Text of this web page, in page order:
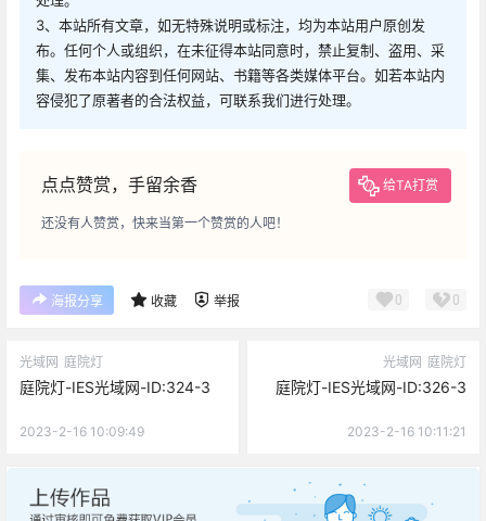
3、本站所有文章，如无特殊说明或标注，均为本站用户原创发
布。任何个人或组织，在未征得本站同意时，禁止复制、盗用、采
集、发布本站内容到任何网站、书籍等各类媒体平台。如若本站内
容侵犯了原著者的合法权益，可联系我们进行处理。
点点赞赏，手留余香 给TA打赏
还没有人赞赏，快来当第一个赞赏的人吧！
海报分享 收藏 举报 0 0
光域网 庭院灯
庭院灯-IES光域网-ID:324-3
2023-2-16 10:09:49
光域网 庭院灯
庭院灯-IES光域网-ID:326-3
2023-2-16 10:11:21